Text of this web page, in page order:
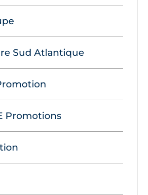
Sud Atlantique
Promotions